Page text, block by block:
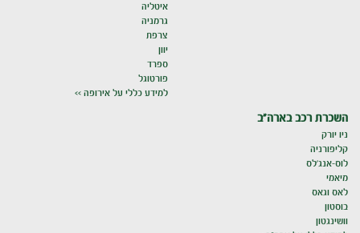
איטליה
גרמניה
צרפת
יוון
ספרד
פורטוגל
למידע כללי על אירופה >>
השכרת רכב בארה"ב
ניו יורק
קליפורניה
לוס-אנג'לס
מיאמי
לאס וגאס
בוסטון
וושינגטון